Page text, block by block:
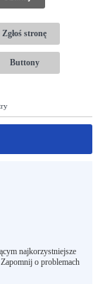
Zgłoś stronę
Buttony
najkorzystniejsze
o problemach